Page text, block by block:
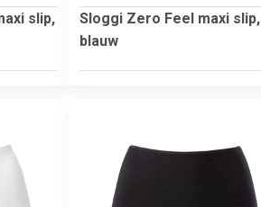
slip,
Sloggi Zero Feel maxi slip,
blauw